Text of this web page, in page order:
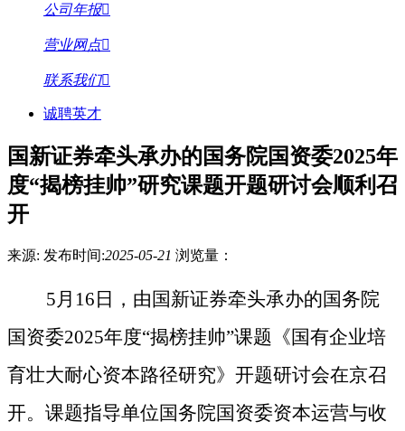
公司年报
营业网点
联系我们
诚聘英才
国新证券牵头承办的国务院国资委2025年
度“揭榜挂帅”研究课题开题研讨会顺利召
开
来源: 发布时间:2025-05-21 浏览量：
5月16日，由国新证券牵头承办的国务院
国资委2025年度“揭榜挂帅”课题《国有企业培
育壮大耐心资本路径研究》开题研讨会在京召
开。课题指导单位国务院国资委资本运营与收